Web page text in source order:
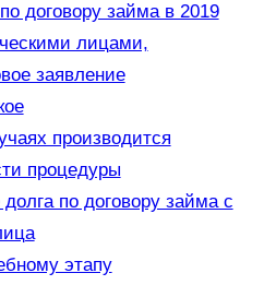
договору займа в 2019
лицами,
заявление
производится
процедуры
по договору займа с
этапу